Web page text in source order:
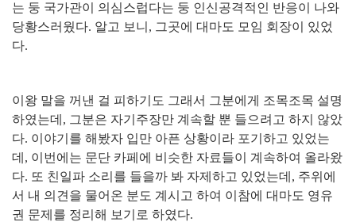
는 둥 국가관이 의심스럽다는 둥 인신공격적인 반응이 나와
당황스러웠다. 알고 보니 , 그곳에 대마도 모임 회장이 있었
다.
이왕 말을 꺼낸 걸 피하기도 그래서 그분에게 조목조목 설명
하였는데 , 그분은 자기주장만 계속할 뿐 들으려고 하지 않았
다. 이야기를 해봤자 입만 아픈 상황이라 포기하고 있었는
데 , 이번에는 문단 카페에 비슷한 자료들이 계속하여 올라왔
다. 또 친일파 소리를 들을까 봐 자제하고 있었는데 , 주위에
서 내 의견을 물어온 분도 계시고 하여 이참에 대마도 영유
권 문제를 정리해 보기로 하였다.